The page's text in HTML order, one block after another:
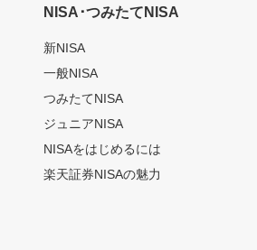
NISA･つみたてNISA
新NISA
一般NISA
つみたてNISA
ジュニアNISA
NISAをはじめるには
楽天証券NISAの魅力